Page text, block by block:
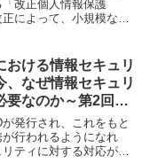
改正個人情報保護
によって、小規模な診
化、高度化する中で、
ようなセキュリティ対
のでしょうか。本稿で
して、UTMの導入につ
す。
おける情報セキュリ
、なぜ情報セキュリ
要なのか～第2回
発行され、これをもと
行われるようになれ
ティに対する対応が必